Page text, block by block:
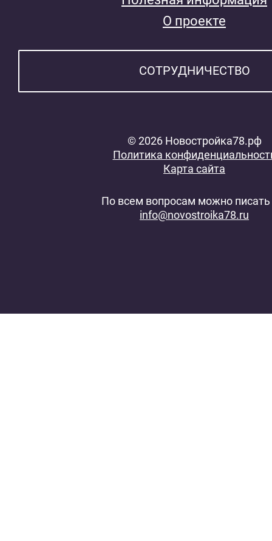
О проекте
СОТРУДНИЧЕСТВО
© 2026 Новостройка78.рф
Политика
Карта сайта
По всем вопросам можно писать
info@novostroika78.ru